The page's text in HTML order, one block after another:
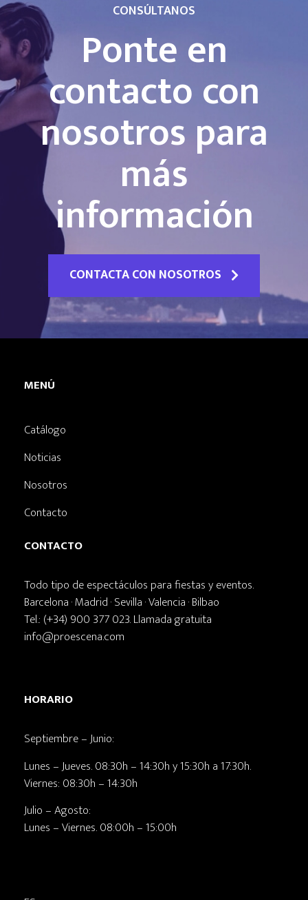
CONSÚLTANOS
Ponte en
contacto con
nosotros para
más
información
CONTACTA CON NOSOTROS
MENÚ
Catálogo
Noticias
Nosotros
Contacto
CONTACTO
Todo tipo de espectáculos para fiestas y eventos.
Barcelona · Madrid · Sevilla · Valencia · Bilbao
Tel.: (+34) 900 377 023. Llamada gratuita
info@proescena.com
HORARIO
Septiembre – Junio:
Lunes – Jueves. 08:30h – 14:30h y 15:30h a 17:30h.
Viernes: 08:30h – 14:30h
Julio – Agosto:
Lunes – Viernes. 08:00h – 15:00h